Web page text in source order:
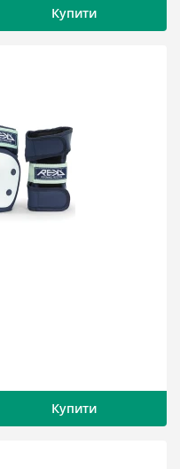
Купити
Купити